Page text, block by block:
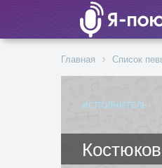
Главная Список
ИСПОЛНИТЕЛЬ